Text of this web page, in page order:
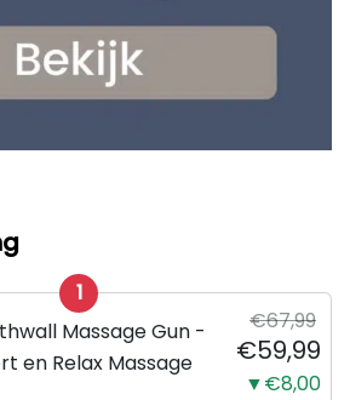
1
Massage Gun -
en Relax Massage
€67,99
€59,99
▼€8,00